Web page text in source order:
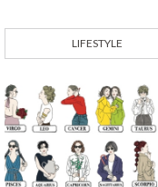
LIFESTYLE